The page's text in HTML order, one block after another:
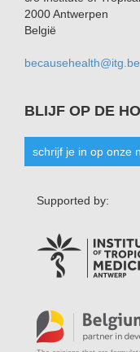
2000 Antwerpen
België
becausehealth@itg.be
BLIJF OP DE
schrijf je in op onze
Supported by: